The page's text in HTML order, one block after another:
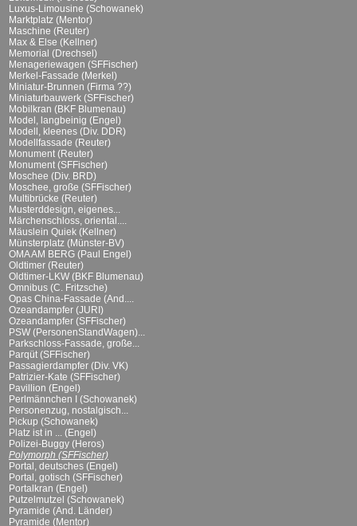
Luxus-Limousine (Schowanek)
Marktplatz (Mentor)
Maschine (Reuter)
Max & Else (Kellner)
Memorial (Drechsel)
Menageriewagen (SFFischer)
Merkel-Fassade (Merkel)
Miniatur-Brunnen (Firma ??)
Miniaturbauwerk (SFFischer)
Mobilkran (BKF Blumenau)
Model, langbeinig (Engel)
Modell, kleenes (Div. DDR)
Modellfassade (Reuter)
Monument (Reuter)
Monument (SFFischer)
Moschee (Div. BRD)
Moschee, große (SFFischer)
Multibrücke (Reuter)
Musterddesign, eigenes...
Märchenschloss, oriental....
Mäuslein Quiek (Kellner)
Münsterplatz (Münster-BV)
OMA AM BERG (Paul Engel)
Oldtimer (Reuter)
Oldtimer-LKW (BKF Blumenau)
Omnibus (C. Fritzsche)
Opas China-Fassade (And....
Ozeandampfer (JURI)
Ozeandampfer (SFFischer)
PSW (PersonenStandWagen)...
Parkschloss-Fassade, große...
Parqüt (SFFischer)
Passagierdampfer (Div. VK)
Patrizier-Kate (SFFischer)
Pavillion (Engel)
Perlmännchen I (Schowanek)
Personenzug, nostalgisch...
Pickup (Schowanek)
Platz ist in ... (Engel)
Polizei-Buggy (Heros)
Polymorph (SFFischer)
Portal, deutsches (Engel)
Portal, gotisch (SFFischer)
Portalkran (Engel)
Putzelmutzel (Schowanek)
Pyramide (And. Länder)
Pyramide (Mentor)